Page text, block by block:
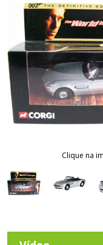
Clique na